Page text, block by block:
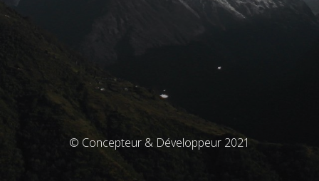
© Concepteur & Développeur 2021